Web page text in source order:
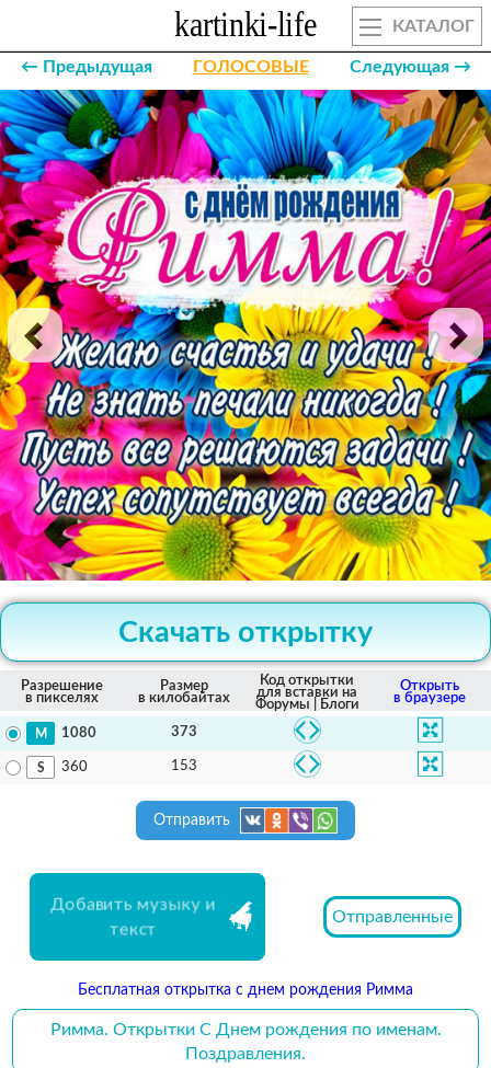
КАТАЛОГ
← Предыдущая ГОЛОСОВЫЕ Следующая →
Скачать открытку
Разрешение
в пикселях
Размер
в килобайтах
Код открытки
для вставки на
Форумы | Блоги
Открыть
в браузере
1080 373
360 153
Отправить
Добавить музыку и
текст
Отправленные
Бесплатная открытка с днем рождения Римма
Римма. Открытки С Днем рождения по именам.
Поздравления.